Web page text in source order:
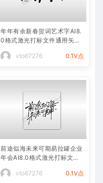
年年有余新春贺词艺术字AI8.
0格式激光打标文件通用矢量
vto67276
0.1V点
前途似海未来可期易拉罐企业
年会AI8.0格式激光打标文件
vto67276
0.1V点